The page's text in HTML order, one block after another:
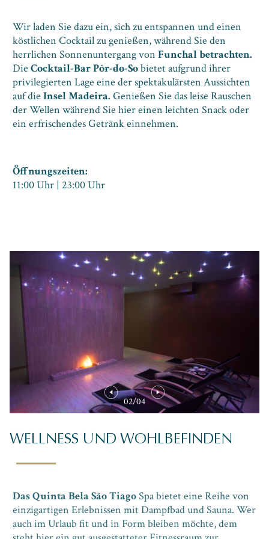
Wir laden Sie dazu ein, sich zu entspannen und einen
köstlichen Cocktail zu genießen, während Sie den
herrlichen Sonnenuntergang von Funchal betrachten.
Die Cocktail-Bar Pôr-do-Sobietet aufgrund ihrer
privilegierten Lage eine der spektakulärsten Aussichten
auf die Insel Madeira. Genießen Sie das leise Rauschen
der Wellen während Sie hier einen leichten Snack oder
ein erfrischendes Getränk einnehmen.
Öffnungszeiten:
11:00 Uhr | 23:00 Uhr
01/04
02/04
03/04
04/04
01/04
02/04
03/04
04/04
01/04
02/04
03/04
04/04
WELLNESS UND WOHLBEFINDEN
Das Quinta Bela São TiagoSpa bietet eine Reihe von
einzigartigen Erlebnissen mit Dampfbad und Sauna. Wer
auch im Urlaub fit und in Form bleiben möchte, dem